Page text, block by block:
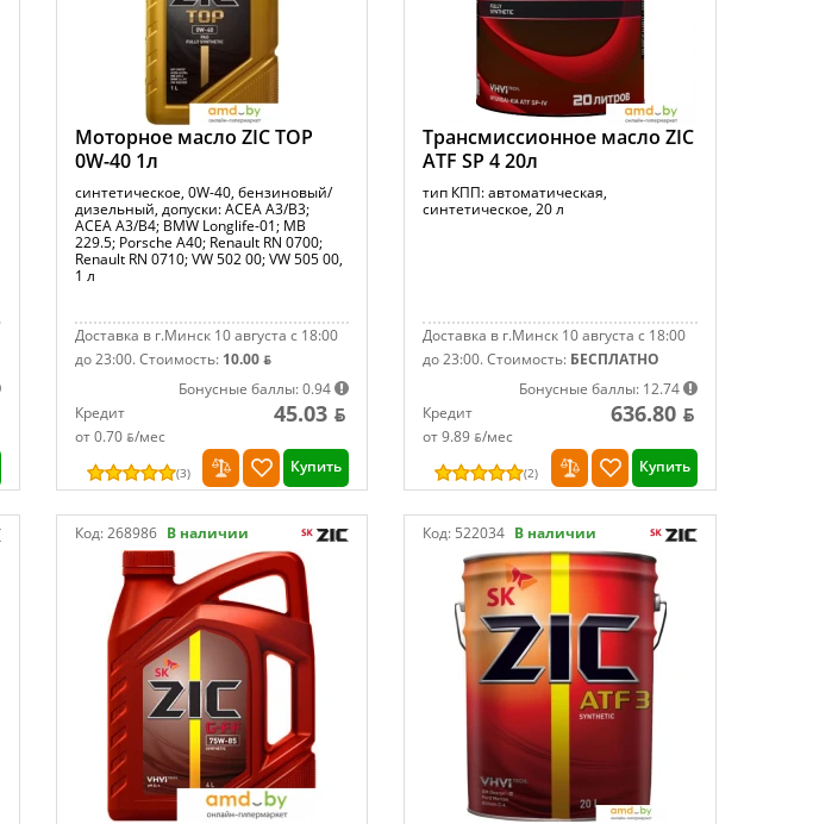
Моторное масло ZIC TOP
0W-40 1л
синтетическое, 0W-40, бензиновый/
дизельный, допуски: ACEA A3/B3;
ACEA A3/B4; BMW Longlife-01; MB
229.5; Porsche A40; Renault RN 0700;
Renault RN 0710; VW 502 00; VW 505 00,
1 л
Доставка в г.Минск 10 августа с 18:00
до 23:00.Стоимость: 10.00 ƃ
Бонусные баллы: 0.94
Кредит
от 0.70 ƃ/мec
45.03 ƃ
(3) Купить
Трансмиссионное масло ZIC
ATF SP 4 20л
тип КПП: автоматическая,
синтетическое, 20 л
Доставка в г.Минск 10 августа с 18:00
до 23:00.Стоимость: БЕСПЛАТНО
Бонусные баллы: 12.74
Кредит
от 9.89 ƃ/мec
636.80 ƃ
(2) Купить
Код:268986 В наличии Код: 522034 В наличии